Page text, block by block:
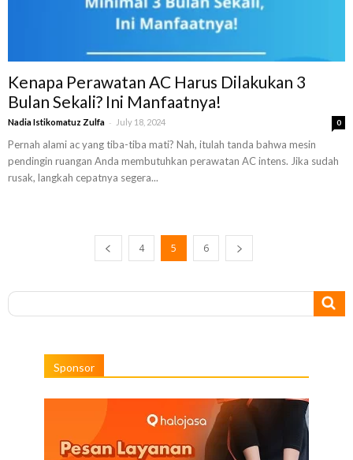
Kenapa Perawatan AC Harus Dilakukan 3
Bulan Sekali? Ini Manfaatnya!
Nadia Istikomatuz Zulfa - July 18, 2024 0
Pernah alami ac yang tiba-tiba mati? Nah, itulah tanda bahwa mesin
pendingin ruangan Anda membutuhkan perawatan AC intens. Jika sudah
rusak, langkah cepatnya segera...
4 5 6
Sponsor